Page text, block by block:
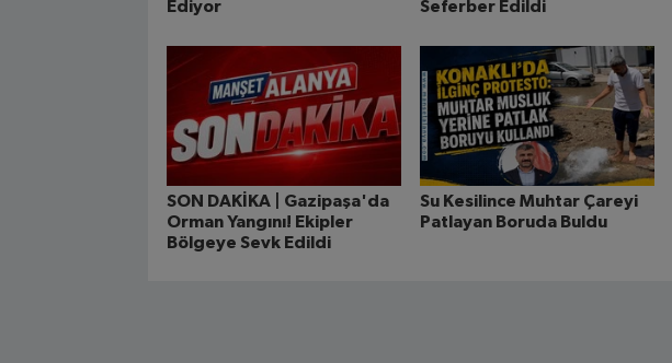
Ediyor
Seferber Edildi
SON DAKİKA | Gazipaşa'da
Orman Yangını! Ekipler
Bölgeye Sevk Edildi
Su Kesilince Muhtar Çareyi
Patlayan Boruda Buldu